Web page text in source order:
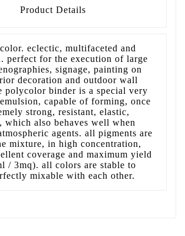
Product Details
eclectic, multifaceted and
perfect for the execution of large
signage, painting on
decoration and outdoor wall
polycolor binder is a special very
capable of forming, once
strong, resistant, elastic,
which also behaves well when
agents. all pigments are
mixture, in high concentration,
coverage and maximum yield
/ 3mq). all colors are stable to
mixable with each other.